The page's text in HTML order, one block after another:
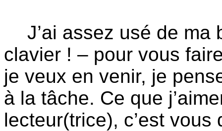
J’ai assez usé de
clavier ! – pour vous
je veux en venir, je
à la tâche. Ce que
lecteur(trice), c’est